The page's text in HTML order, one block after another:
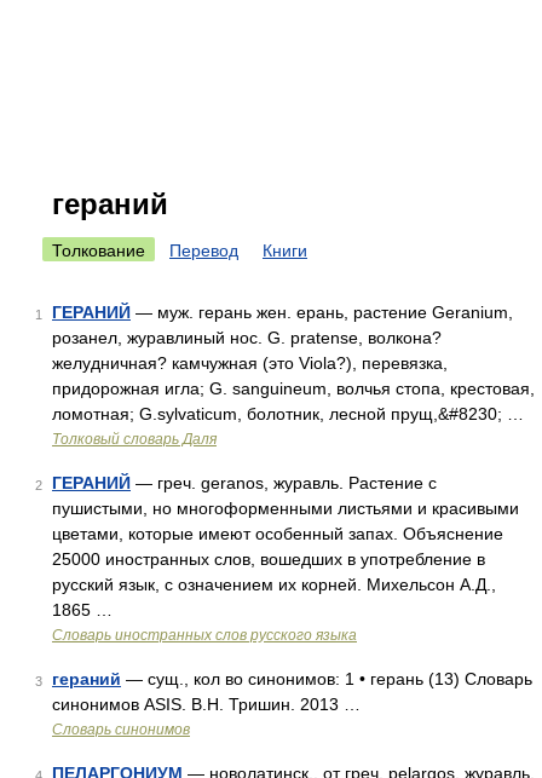
гераний
Толкование Перевод Книги
1 ГЕРАНИЙ — муж. герань жен. ерань, растение Geranium,
розанел, журавлиный нос. G. pratense, волкона?
желудничная? камчужная (это Viola?), перевязка,
придорожная игла; G. sanguineum, волчья стопа, крестовая,
ломотная; G.sylvaticum, болотник, лесной прущ,&#8230; …
Толковый словарь Даля
2 ГЕРАНИЙ — греч. geranos, журавль. Растение с
пушистыми, но многоформенными листьями и красивыми
цветами, которые имеют особенный запах. Объяснение
25000 иностранных слов, вошедших в употребление в
русский язык, с означением их корней. Михельсон А.Д.,
1865 …
Словарь иностранных слов русского языка
3 гераний — сущ., кол во синонимов: 1 • герань (13) Словарь
синонимов ASIS. В.Н. Тришин. 2013 …
Словарь синонимов
ПЕЛАРГОНИУМ — новолатинск., от греч. pelargos, журавль.